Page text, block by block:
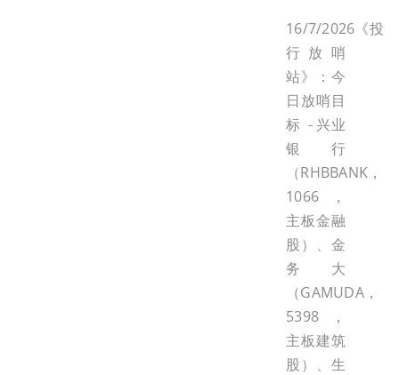
16/7/2026《投
行放哨
站》：今
日放哨目
标 - 兴业
银行
（RHBBANK，
1066，
主板金融
股）、金
务大
（GAMUDA，
5398，
主板建筑
股）、生